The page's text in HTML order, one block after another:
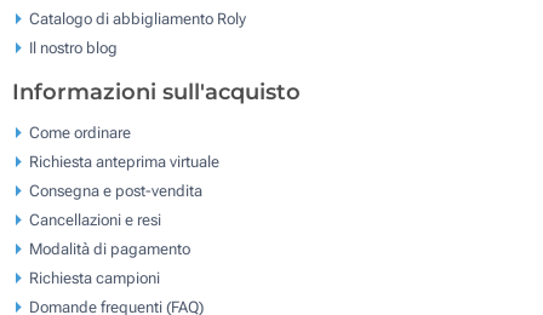
Catalogo di abbigliamento Roly
Il nostro blog
Informazioni sull'acquisto
Come ordinare
Richiesta anteprima virtuale
Consegna e post-vendita
Cancellazioni e resi
Modalità di pagamento
Richiesta campioni
Domande frequenti (FAQ)